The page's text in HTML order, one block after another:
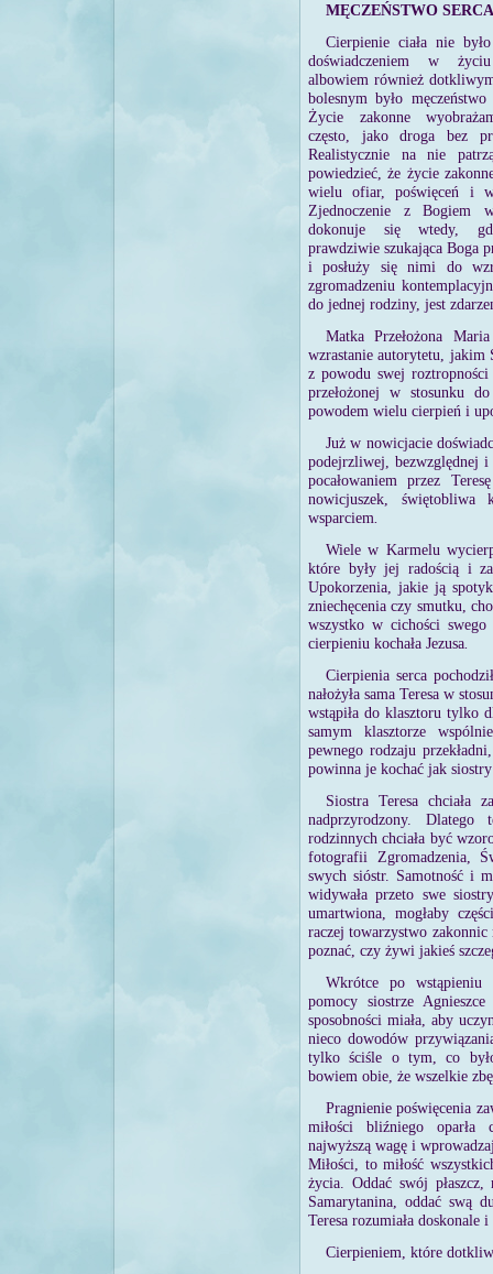
MĘCZEŃSTWO SERCA
Cierpienie ciała nie
doświadczeniem w
albowiem również
bolesnym było
Życie zakonne
często, jako droga bez
Realistycznie na nie
powiedzieć, że życie
wielu ofiar, poświęceń i
Zjednoczenie z Bogiem
dokonuje się wtedy,
prawdziwie szukająca Boga
i posłuży się nimi do
zgromadzeniu
do jednej rodziny, jest
Matka Przełożona
wzrastanie autorytetu, jakim
z powodu swej
przełożonej w stosunku
powodem wielu cierpień i
Już w nowicjacie
podejrzliwej, bezwzględnej i
pocałowaniem przez
nowicjuszek,
wsparciem
Wiele w Karmelu
które były jej radością i
Upokorzenia, jakie ją
zniechęcenia czy smutku,
wszystko w cichości
cierpieniu kochała Jezusa
Cierpienia serca
nałożyła sama Teresa w
wstąpiła do klasztoru tylko
samym klasztorze
pewnego rodzaju
powinna je kochać jak
Siostra Teresa chciała
nadprzyrodzony.
rodzinnych chciała być
fotografii Zgromadzenia,
swych sióstr. Samotność i
widywała przeto swe
umartwiona, mogłaby
raczej towarzystwo
poznać, czy żywi jakieś
Wkrótce po wstąpieniu
pomocy siostrze
sposobności miała, aby
nieco dowodów
tylko ściśle o tym, co
bowiem obie, że wszelkie
Pragnienie poświęcenia
miłości bliźniego oparła
najwyższą wagę i
Miłości, to miłość
życia. Oddać swój
Samarytanina, oddać swą
Teresa rozumiała doskonale
Cierpieniem, które